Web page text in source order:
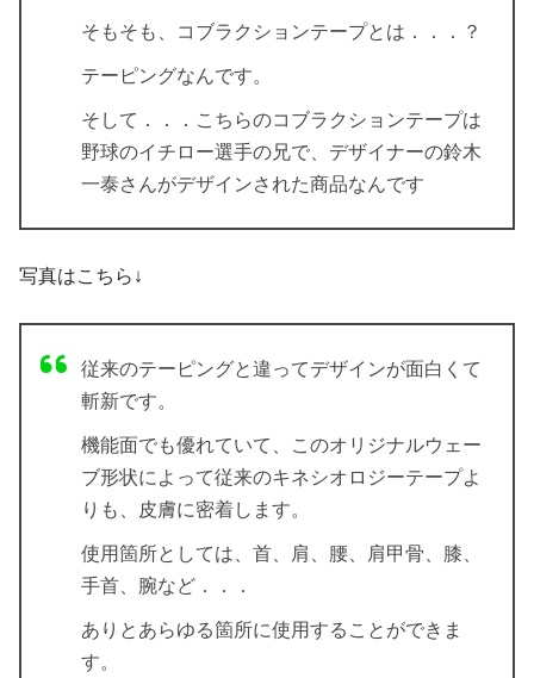
そもそも、コブラクションテープとは．．．？
テーピングなんです。
そして．．．こちらのコブラクションテープは
野球のイチロー選手の兄で、 デザイナーの鈴木
一泰さんがデザインされた商品なんです
写真はこちら↓
従来のテーピングと違ってデザインが面白くて
斬新です。
機能面でも優れていて、このオリジナルウェー
ブ形状によって従来のキネシオロジーテープよ
りも、
皮膚に密着します。
使用箇所としては、 首 肩 腰 肩甲骨 膝
手首
腕など．．．
ありとあらゆる箇所に使用することができま
す。